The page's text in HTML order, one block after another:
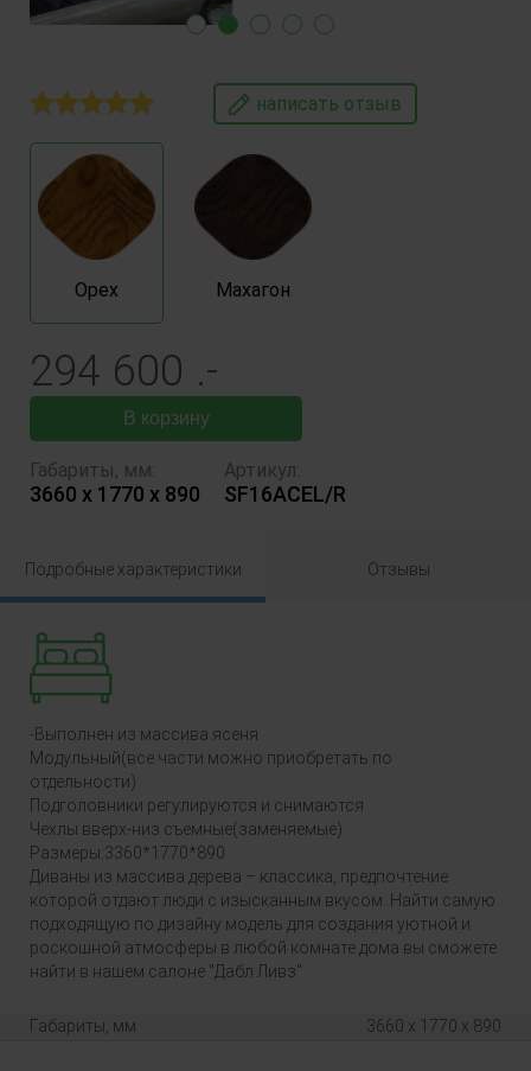
написать отзыв
Орех Махагон
294 600 .-
В корзину
Габариты, мм:
3660 x 1770 x 890
Артикул:
SF16ACEL/R
Подробные характеристики Отзывы
-Выполнен из массива ясеня
Модульный(все части можно приобретать по
отдельности)
Подголовники регулируются и снимаются
Чехлы вверх-низ съемные(заменяемые)
Размеры:3360*1770*890
Диваны из массива дерева – классика, предпочтение
которой отдают люди с изысканным вкусом. Найти самую
подходящую по дизайну модель для создания уютной и
роскошной атмосферы в любой комнате дома вы сможете
найти в нашем салоне "Дабл Ливз"
Габариты, мм 3660 x 1770 x 890